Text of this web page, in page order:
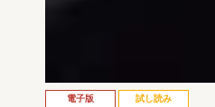
電子版 試し読み